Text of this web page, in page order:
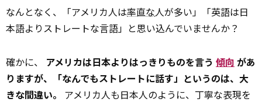
なんとなく、「アメリカ人は率直な人が多い」「英語は日
本語よりストレートな言語」と思い込んでいませんか？
確かに、 アメリカは日本よりはっきりものを言う 傾向 があ
りますが、「なんでもストレートに話す」というのは、大
きな間違い。
アメリカ人も日本人のように、丁寧な表現を